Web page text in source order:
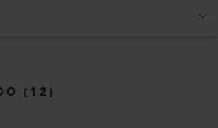
( 12 )